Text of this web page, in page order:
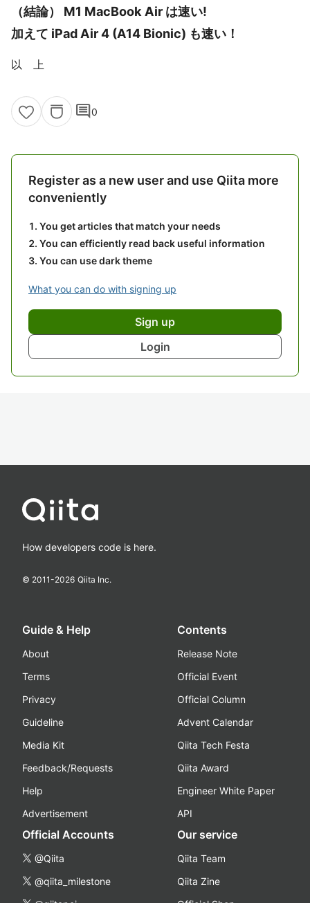
（結論） M1 MacBook Air は速い!
加えて iPad Air 4 (A14 Bionic) も速い！
以 上
comment0
Register as a new user and use Qiita more
conveniently
You get articles that match your needs
You can efficiently read back useful information
You can use dark theme
What you can do with signing up
Sign up
Login
How developers code is here.
© 2011-2026 Qiita Inc.
Guide & Help
About
Terms
Privacy
Guideline
Media Kit
Feedback/Requests
Help
Advertisement
Contents
Release Note
Official Event
Official Column
Advent Calendar
Qiita Tech Festa
Qiita Award
Engineer White Paper
API
Official Accounts
@Qiita
@qiita_milestone
Our service
Qiita Team
Qiita Zine